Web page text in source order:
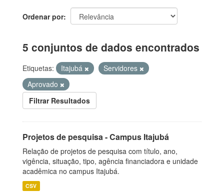
Ordenar por
5 conjuntos de dados encontrados
Etiquetas: Itajubá
Servidores
Aprovado
Filtrar Resultados
Projetos de pesquisa - Campus Itajubá
Relação de projetos de pesquisa com título, ano,
vigência, situação, tipo, agência financiadora e unidade
acadêmica no campus Itajubá.
CSV